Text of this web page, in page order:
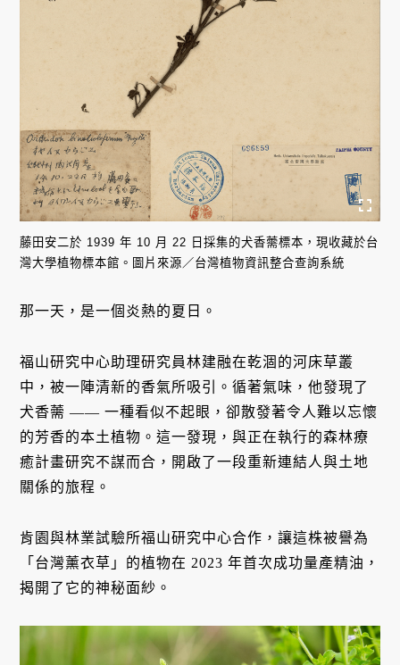
藤田安二於 1939 年 10 月 22 日採集的犬香薷標本，現收藏於台
灣大學植物標本館。圖片來源／台灣植物資訊整合查詢系統
那一天，是一個炎熱的夏日。
福山研究中心助理研究員林建融在乾涸的河床草叢
中，被一陣清新的香氣所吸引。循著氣味，他發現了
犬香薷 —— 一種看似不起眼，卻散發著令人難以忘懷
的芳香的本土植物。這一發現，與正在執行的森林療
癒計畫研究不謀而合，開啟了一段重新連結人與土地
關係的旅程。
肯園與林業試驗所福山研究中心合作，讓這株被譽為
「台灣薰衣草」的植物在 2023 年首次成功量產精油，
揭開了它的神秘面紗。